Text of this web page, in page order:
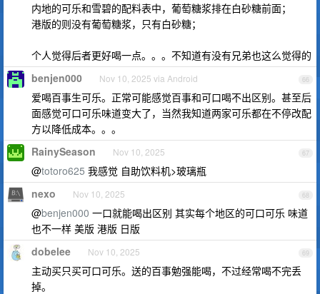
内地的可乐和雪碧的配料表中，葡萄糖浆排在白砂糖前面；
港版的则没有葡萄糖浆，只有白砂糖；
个人觉得后者更好喝一点。。。不知道有没有兄弟也这么觉得的
66
benjen000 Nov 10, 2025 via Android
爱喝百事生可乐。正常可能感觉百事和可口喝不出区别。甚至后
面感觉可口可乐味道变大了，当然我知道两家可乐都在不停改配
方以降低成本。。。
67
RainySeason Nov 10, 2025
@totoro625 我感觉 自助饮料机>玻璃瓶
68
nexo Nov 10, 2025
@benjen000 一口就能喝出区别 其实每个地区的可口可乐 味道
也不一样 美版 港版 日版
69
dobelee Nov 10, 2025
主动买只买可口可乐。送的百事勉强能喝，不过经常喝不完丢
掉。